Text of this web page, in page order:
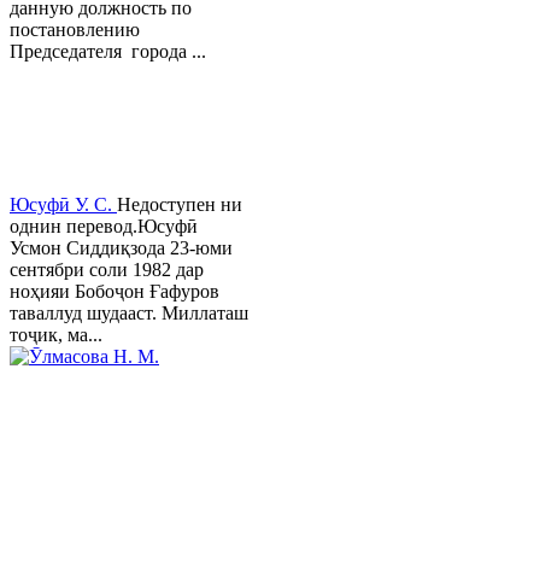
данную должность по
постановлению
Председателя города ...
Юсуфӣ У. C. Недоступен ни
однин перевод.Юсуфӣ
Усмон Сиддиқзода 23-юми
сентябри соли 1982 дар
ноҳияи Бобоҷон Ғафуров
таваллуд шудааст. Миллаташ
тоҷик, ма...